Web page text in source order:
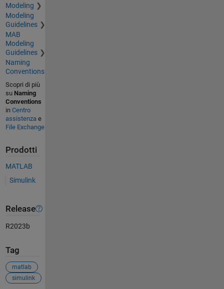
Modeling
Modeling
Guidelines
MAB
Modeling
Guidelines
Naming
Conventions
Scopri di più
su Naming
Conventions
in Centro
assistenza e
File Exchange
Prodotti
MATLAB
Simulink
Release
R2023b
Tag
matlab
simulink